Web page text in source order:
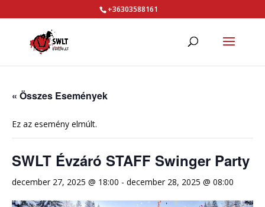
+36303588161
« Összes Események
Ez az esemény elmúlt.
SWLT Évzáró STAFF Swinger Party
december 27, 2025 @ 18:00 - december 28, 2025 @ 08:00